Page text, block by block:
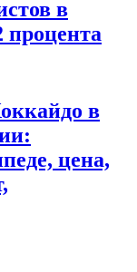
в
процента
в
цена,